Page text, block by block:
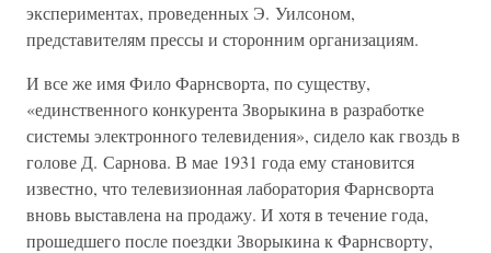
экспериментах, проведенных Э. Уилсоном,
представителям прессы и сторонним организациям.
И все же имя Фило Фарнсворта, по существу,
«единственного конкурента Зворыкина в разработке
системы электронного телевидения», сидело как гвоздь в
голове Д. Сарнова. В мае 1931 года ему становится
известно, что телевизионная лаборатория Фарнсворта
вновь выставлена на продажу. И хотя в течение года,
прошедшего после поездки Зворыкина к Фарнсворту,